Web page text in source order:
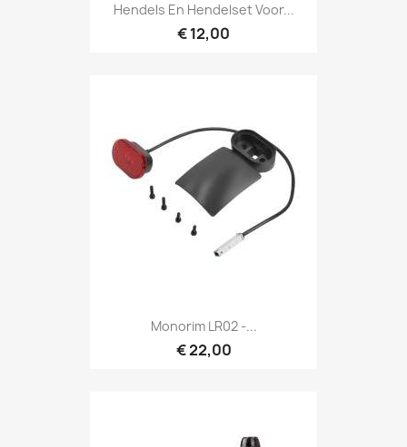
Hendels En Hendelset Voor...
€ 12,00
Monorim LR02 -...
€ 22,00